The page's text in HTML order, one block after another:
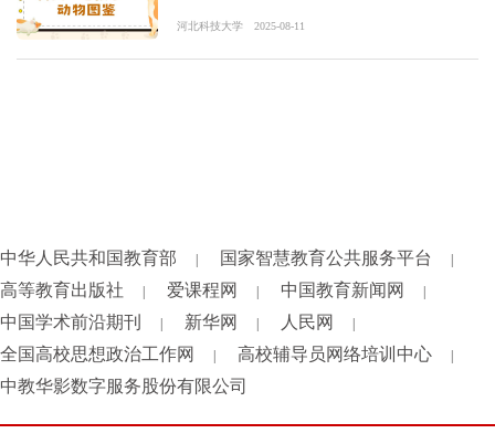
河北科技大学 2025-08-11
中华人民共和国教育部 国家智慧教育公共服务平台
高等教育出版社 爱课程网 中国教育新闻网
中国学术前沿期刊 新华网 人民网
全国高校思想政治工作网 高校辅导员网络培训中心
中教华影数字服务股份有限公司